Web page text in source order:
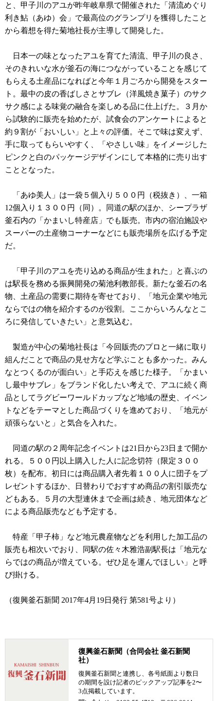
と、甲子川のアユが昨年岐阜県で開催された「清流めぐり
利き鮎（あゆ）会」で最高位のグランプリを獲得したこと
から着想を得た菊地社長が主導して開発した。
日本一の味となったアユを育てた清流、甲子川の良さ、
そのきれいな水が釜石の海につながっていることを感じて
もらえる土産品になればと今年１月ごろから開発をスター
ト。最中の皮の香ばしさとサブレ（洋風焼き菓子）のサク
サク感による味覚の融合を楽しめる品に仕上げた。３月か
ら試験的に販売を始めたが、試食会のアンケートによると
約９割が「おいしい」と上々の評価。そこで味は変えず、
手に取ってもらいやすく、「やさしい味」をイメージした
ピンクと白のパッケージデザインにして本格的に売り出す
こととなった。
「あゆ美人」は一袋５個入り５００円（税抜き）、一箱
12個入り１３００円（同）。同道の駅のほか、シープラザ
釜石内の「かまいし特産店」でも販売。市内の宿泊施設や
スーパーの土産物コーナーなどにも販売場所を広げる予定
だ。
「甲子川のアユを売り込める商品が生まれた」と喜ぶの
は駅長を務める振興開発の菊池利教部長。新たな釜石の名
物、土産品の需要に期待を寄せており、「地元企業や地元
ならではの物を紹介するのが役割。ここからいろんなとこ
ろに発信していきたい」と意気込む。
製造が中心の菊地社長は「今回販売のプロと一緒に取り
組んだことで商品の見せ方など学ぶことも多かった。みん
なとつくるのが面白い」と手応えを感じた様子。「かまい
し最中サブレ」をブランド化したい考えで、アユに続く商
品としてラグビーワールドカップなど地域の歴史、イベン
トなどをテーマとした商品づくりを進めており、「地元が
頑張らないと」と気合を入れた。
同道の駅の２周年記念イベントは21日から23日まで開か
れる。５００円以上購入した人に記念切符（限定３００
枚）を配布。初日には商品購入者先着１００人に団子をプ
レゼントするほか、日替わりでおすすめ商品の割引販売な
どもある。５月の大型連休まで企画は続き、地元団体など
による商品販売なども予定する。
特産「甲子柿」など地元農産物などを利用した加工品の
販売も相次いでおり、同駅の佐々木雅浩副駅長は「地元な
らではの商品が増えている。ぜひ足を運んでほしい」と呼
び掛ける。
（復興釜石新聞 2017年4月19日発行 第581号より）
復興釜石新聞（合同会社 釜石新聞
社）
復興釜石新聞と連携し、各号紙面より数日
の期間を設け記者のピックアップ記事を2〜
3点掲載しています。